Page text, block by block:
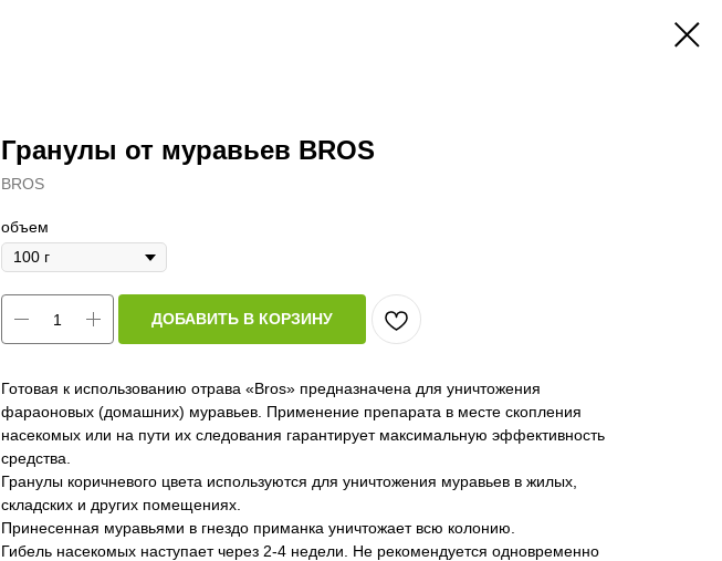
Гранулы от муравьев BROS
BROS
объем
ДОБАВИТЬ В КОРЗИНУ
Готовая к использованию отрава «Bros» предназначена для уничтожения
фараоновых (домашних) муравьев. Применение препарата в месте скопления
насекомых или на пути их следования гарантирует максимальную эффективность
средства.
Гранулы коричневого цвета используются для уничтожения муравьев в жилых,
складских и других помещениях.
Принесенная муравьями в гнездо приманка уничтожает всю колонию.
Гибель насекомых наступает через 2-4 недели. Не рекомендуется одновременно